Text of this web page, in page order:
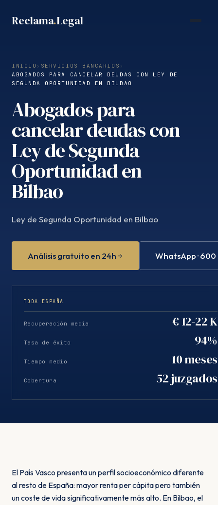
Reclama.Legal
INICIO › SERVICIOS BANCARIOS ›
ABOGADOS PARA CANCELAR DEUDAS CON LEY DE
SEGUNDA OPORTUNIDAD EN BILBAO
Abogados para
cancelar deudas con
Ley de Segunda
Oportunidad en
Bilbao
Ley de Segunda Oportunidad en Bilbao
Análisis gratuito en 24h WhatsApp ·
TODA ESPAÑA
Recuperación media € 12-22 K
Tasa de éxito 94%
Tiempo medio 10 meses
Cobertura 52 juzgados
El País Vasco presenta un perfil socioeconómico diferente
al resto de España: mayor renta per cápita pero también
un coste de vida significativamente más alto. En Bilbao, el